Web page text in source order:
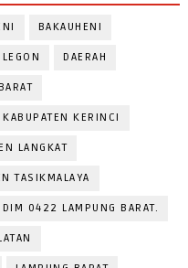
BAKAUHENI
DAERAH
KABUPATEN KERINCI
LANGKAT
TASIKMALAYA
0422 LAMPUNG BARAT.